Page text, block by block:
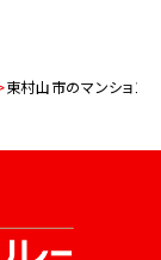
東村山市のマンション